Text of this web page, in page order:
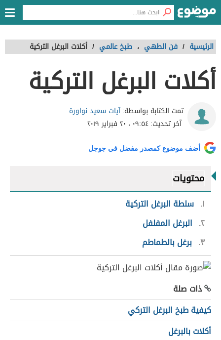
الرئيسية / فن الطهي ، طبخ عالمي / أكلات البرغل التركية
أكلات البرغل التركية
تمت الكتابة بواسطة:آيات سعيد نواورة
آخر تحديث:٠٩:٥٤ ، ٢٠ فبراير ٢٠١٩
أضف موضوع كمصدر مفضل في جوجل
محتويات
١ سلطة البرغل التركية
٢ البرغل المفلفل
٣ برغل بالطماطم
ذات صلة
كيفية طبخ البرغل التركي
أكلات بالبرغل